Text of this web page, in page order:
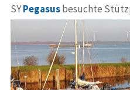
SYPegasusbesuchte